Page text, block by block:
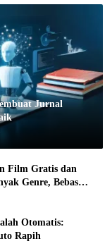
Jurnal
Film Gratis dan
Genre, Bebas
Otomatis:
Rapih